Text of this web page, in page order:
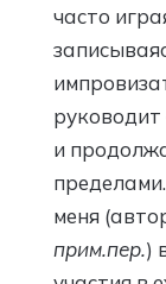
часто
руководит
и
меня
прим.пер.)